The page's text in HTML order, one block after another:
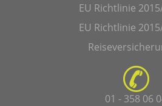
EU Richtlinie
EU Richtlinie
01 - 358 06